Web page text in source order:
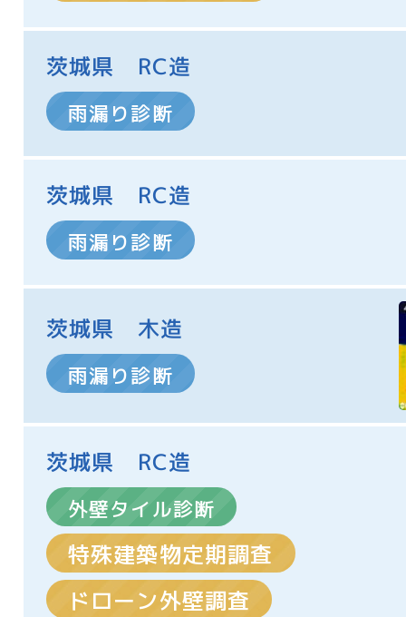
茨城県 RC造
雨漏り診断
茨城県 RC造
雨漏り診断
茨城県 木造
雨漏り診断
茨城県 RC造
外壁タイル診断
特殊建築物定期調査
ドローン外壁調査